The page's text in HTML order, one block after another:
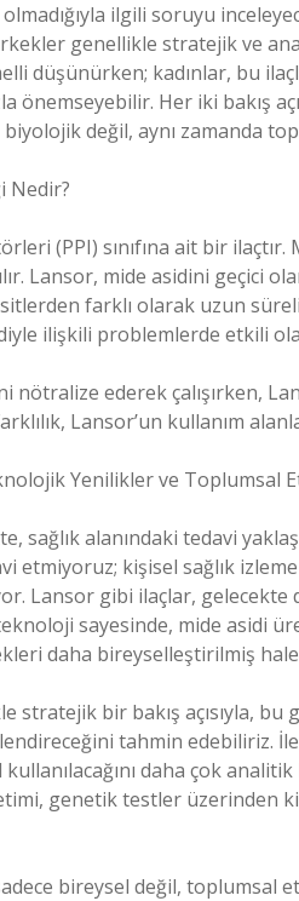
ilgili soruyu
genellikle stratejik ve
düşünürken; kadınlar, bu
önemseyebilir. Her iki bakış
biyolojik değil, aynı zamanda
Nedir?
(PPI) sınıfına ait bir
Lansor, mide asidini geçici
farklı olarak uzun
ilişkili problemlerde etkili
nötralize ederek çalışırken,
Lansor’un kullanım
Yenilikler ve Toplumsal
sağlık alanındaki tedavi
etmiyoruz; kişisel sağlık
Lansor gibi ilaçlar,
sayesinde, mide asidi
daha bireyselleştirilmiş
stratejik bir bakış açısıyla,
tahmin edebiliriz.
kullanılacağını daha çok
genetik testler üzerinden
bireysel değil,